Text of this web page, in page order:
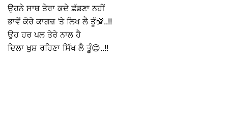
ਉਹਨੇ ਸਾਥ ਤੇਰਾ ਕਦੇ ਛੱਡਣਾ ਨਹੀਂ
ਭਾਵੇਂ ਕੋਰੇ ਕਾਗਜ਼ ‘ਤੇ ਲਿਖ ਲੈ ਤੂੰ💯..!!
ਉਹ ਹਰ ਪਲ ਤੇਰੇ ਨਾਲ ਹੈ
ਦਿਲਾ ਖੁਸ਼ ਰਹਿਣਾ ਸਿੱਖ ਲੈ ਤੂੰ😊..!!